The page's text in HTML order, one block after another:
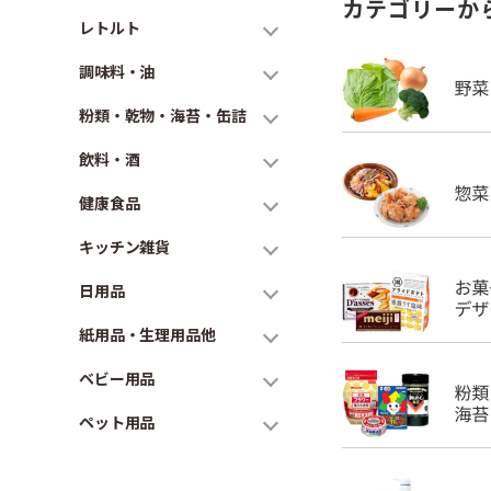
レトルト
調味料・油
粉類・乾物・海苔・缶詰
飲料・酒
健康食品
キッチン雑貨
日用品
紙用品・生理用品他
ベビー用品
ペット用品
カテゴリーか